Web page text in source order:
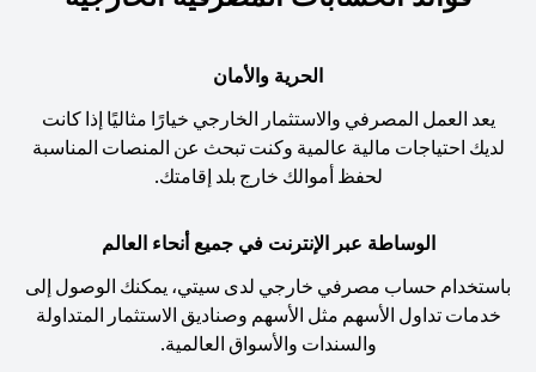
الحرية والأمان
يعد العمل المصرفي والاستثمار الخارجي خيارًا مثاليًا إذا كانت
لديك احتياجات مالية عالمية وكنت تبحث عن المنصات المناسبة
لحفظ أموالك خارج بلد إقامتك.
الوساطة عبر الإنترنت في جميع أنحاء العالم
باستخدام حساب مصرفي خارجي لدى سيتي، يمكنك الوصول إلى
خدمات تداول الأسهم مثل الأسهم وصناديق الاستثمار المتداولة
والسندات والأسواق العالمية.